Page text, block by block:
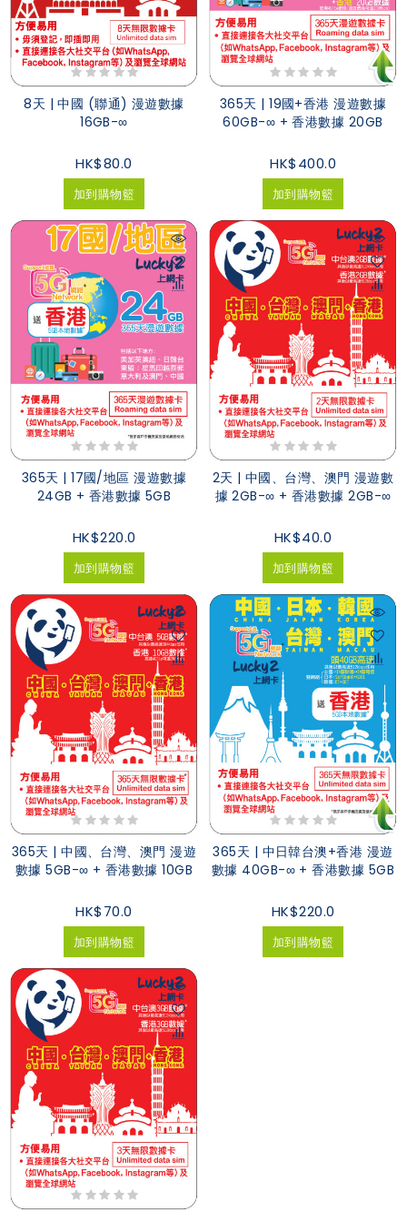
8天 | 中國 (聯通) 漫遊數據
16GB-∞
HK$80.0
加到購物籃
365天 | 19國+香港 漫遊數據
60GB-∞ + 香港數據 20GB
HK$400.0
加到購物籃
365天 | 17國/地區 漫遊數據
24GB + 香港數據 5GB
HK$220.0
加到購物籃
2天 | 中國、台灣、澳門 漫遊數
據 2GB-∞ + 香港數據 2GB-∞
HK$40.0
加到購物籃
365天 | 中國、台灣、澳門 漫遊
數據 5GB-∞ + 香港數據 10GB
HK$70.0
加到購物籃
365天 | 中日韓台澳+香港 漫遊
數據 40GB-∞ + 香港數據 5GB
HK$220.0
加到購物籃